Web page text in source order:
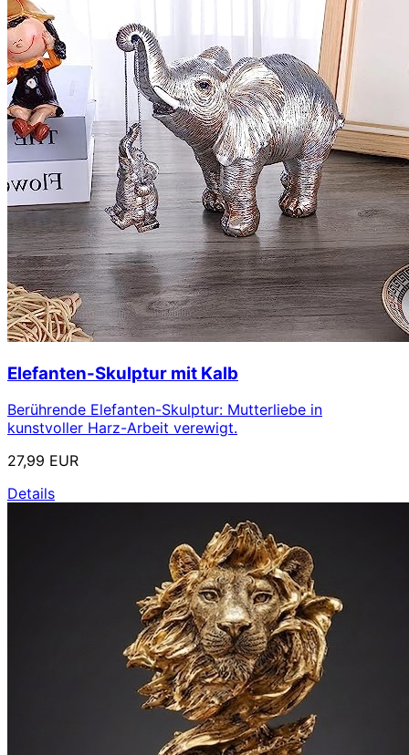
Elefanten-Skulptur mit Kalb
Berührende Elefanten-Skulptur: Mutterliebe in
kunstvoller Harz-Arbeit verewigt.
27,99 EUR
Details